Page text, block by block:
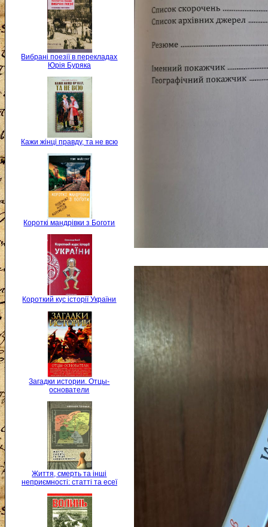
Вибрані поезії в перекладах
Юрія Буряка
Кажи жінці правду, та не всю
Короткі мандрівки з Боготи
Короткий кус історії України
Загадки истории. Отцы-
основатели
Життя, смерть та інші
неприємності: статті та есеї